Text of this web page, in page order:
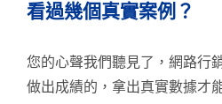
看過幾個真實案例？
您的心聲我們聽見了，網路行
做出成績的，拿出真實數據才